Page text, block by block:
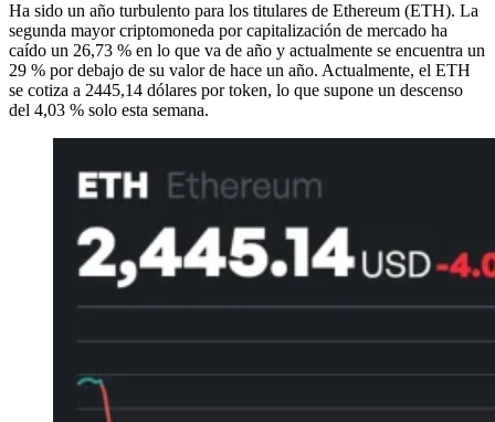
Ha sido un año turbulento para los titulares de Ethereum (ETH). La
segunda mayor criptomoneda por capitalización de mercado ha
caído un 26,73 % en lo que va de año y actualmente se encuentra un
29 % por debajo de su valor de hace un año. Actualmente, el ETH
se cotiza a 2445,14 dólares por token, lo que supone un descenso
del 4,03 % solo esta semana.